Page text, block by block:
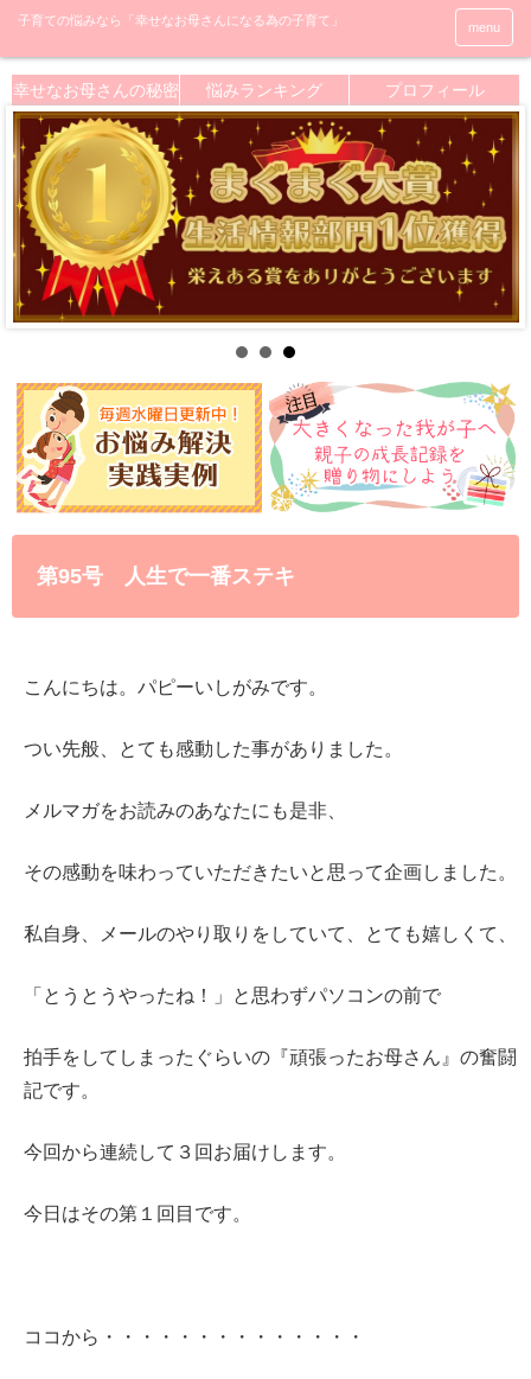
menu
幸せなお母さんの秘密 悩みランキング プロフィール
第95号 人生で一番ステキ
こんにちは。パピーいしがみです。
つい先般、とても感動した事がありました。
メルマガをお読みのあなたにも是非、
その感動を味わっていただきたいと思って企画しました。
私自身、メールのやり取りをしていて、とても嬉しくて、
「とうとうやったね！」と思わずパソコンの前で
拍手をしてしまったぐらいの『頑張ったお母さん』の奮闘
記です。
今回から連続して３回お届けします。
今日はその第１回目です。
ココから・・・・・・・・・・・・・・